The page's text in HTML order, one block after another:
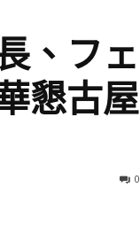
、フェ
懇古屋
0